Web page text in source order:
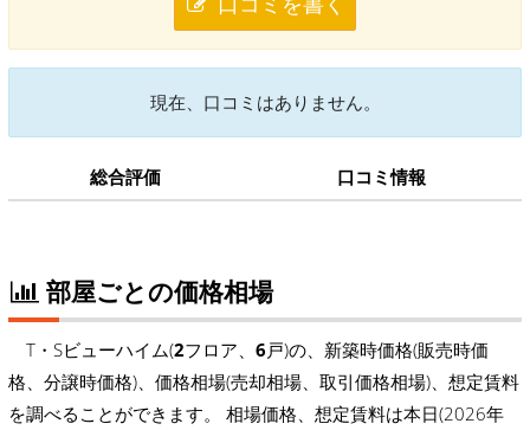
現在、口コミはありません。
総合評価 口コミ情報
部屋ごとの価格相場
T・Sビューハイム(2フロア、 6戸)の、新築時価格(販売時価
格、分譲時価格)、価格相場(売却相場、取引価格相場)、想定賃料
を調べることができます。 相場価格、想定賃料は本日(2026年